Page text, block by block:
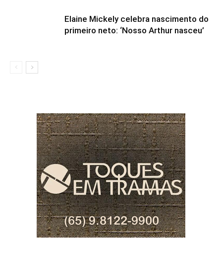
Elaine Mickely celebra nascimento do
primeiro neto: ‘Nosso Arthur nasceu’